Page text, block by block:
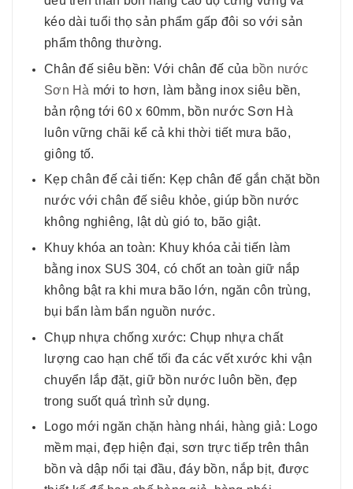
kéo dài tuổi thọ sản phẩm gấp đôi so với sản
phẩm thông thường.
Chân đế siêu bền: Với chân đế của bồn nước
Sơn Hà mới to hơn, làm bằng inox siêu bền,
bản rộng tới 60 x 60mm, bồn nước Sơn Hà
luôn vững chãi kể cả khi thời tiết mưa bão,
giông tố.
Kẹp chân đế cải tiến: Kẹp chân đế gắn chặt bồn
nước với chân đế siêu khỏe, giúp bồn nước
không nghiêng, lật dù gió to, bão giật.
Khuy khóa an toàn: Khuy khóa cải tiến làm
bằng inox SUS 304, có chốt an toàn giữ nắp
không bật ra khi mưa bão lớn, ngăn côn trùng,
bụi bẩn làm bẩn nguồn nước.
Chụp nhựa chống xước: Chụp nhựa chất
lượng cao hạn chế tối đa các vết xước khi vận
chuyển lắp đặt, giữ bồn nước luôn bền, đẹp
trong suốt quá trình sử dụng.
Logo mới ngăn chặn hàng nhái, hàng giả: Logo
mềm mại, đẹp hiện đại, sơn trực tiếp trên thân
bồn và dập nổi tại đầu, đáy bồn, nắp bịt, được